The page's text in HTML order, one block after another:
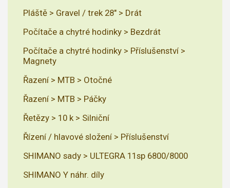
Pláště > Gravel / trek 28" > Drát
Počítače a chytré hodinky > Bezdrát
Počítače a chytré hodinky > Příslušenství >
Magnety
Řazení > MTB > Otočné
Řazení > MTB > Páčky
Řetězy > 10 k > Silniční
Řízení / hlavové složení > Příslušenství
SHIMANO sady > ULTEGRA 11sp 6800/8000
SHIMANO Y náhr. díly